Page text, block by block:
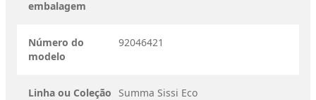
embalagem
Número do
modelo
92046421
Linha ou Coleção Summa Sissi Eco